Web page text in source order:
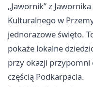
„Jawornik” z
Kulturalnego w
jednorazowe święto.
pokaże lokalne
przy okazji przypomni
częścią Podkarpacia.